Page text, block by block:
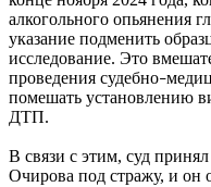
алкогольного опьянения
указание подменить
исследование. Это
проведения судебно–
помешать установлению
ДТП.
В связи с этим, суд
Очирова под стражу, и он